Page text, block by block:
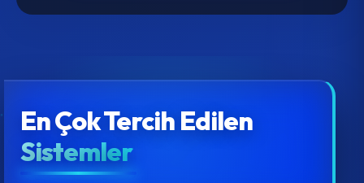
En Çok Tercih Edilen
Sistemler